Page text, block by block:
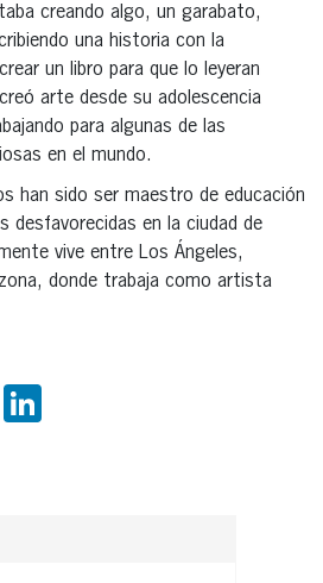
creando algo, un garabato,
una historia con la
un libro para que lo leyeran
arte desde su adolescencia
para algunas de las
en el mundo.
han sido ser maestro de educación
desfavorecidas en la ciudad de
vive entre Los Ángeles,
donde trabaja como artista
Pinterest